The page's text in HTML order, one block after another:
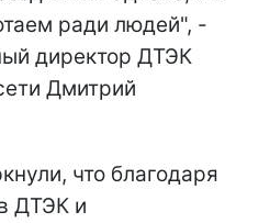
ради людей", -
директор ДТЭК
Дмитрий
что благодаря
ДТЭК и